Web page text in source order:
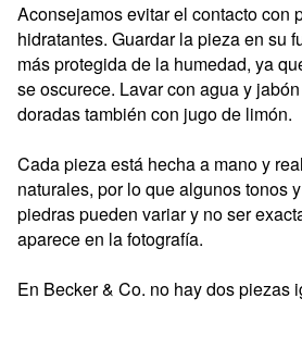
Aconsejamos evitar el contacto con
hidratantes. Guardar la pieza en su
más protegida de la humedad, ya
se oscurece. Lavar con agua y
doradas también con jugo de limón.
Cada pieza está hecha a mano y
naturales, por lo que algunos tonos
piedras pueden variar y no ser
aparece en la fotografía.
En Becker & Co. no hay dos piezas